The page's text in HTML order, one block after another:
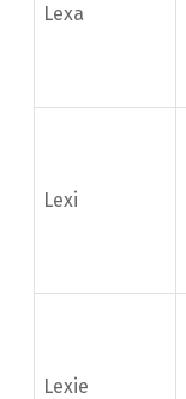
Lexa
Lexi
Lexie